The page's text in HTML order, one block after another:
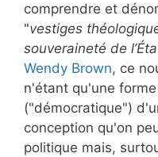
comprendre et
"vestiges
souveraineté de
Wendy Brown, ce
n'étant qu'une
("démocratique")
conception qu'on
politique mais,